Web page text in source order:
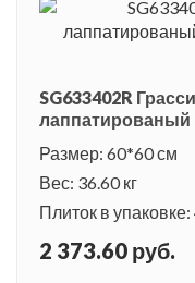
SG633402R
лаппатированый
Размер: 60*60 см
Вес: 36.60 кг
Плиток в упаковке:
2 373.60 руб.